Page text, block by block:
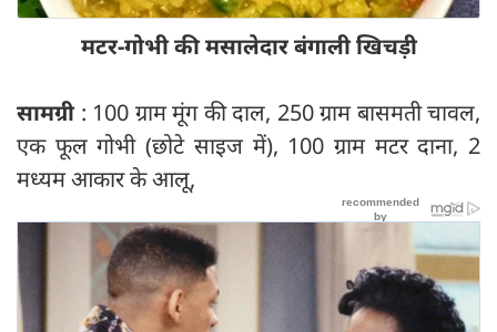
मटर-गोभी की मसालेदार बंगाली खिचड़ी
सामग्री : 100 ग्राम मूंग की दाल, 250 ग्राम बासमती चावल,
एक फूल गोभी (छोटे साइज में), 100 ग्राम मटर दाना, 2
मध्यम आकार के आलू,